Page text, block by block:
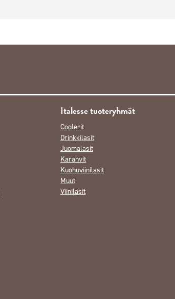
Italesse tuoteryhmät
Coolerit
Drinkkilasit
Juomalasit
Karahvit
Kuohuviinilasit
Muut
Viinilasit